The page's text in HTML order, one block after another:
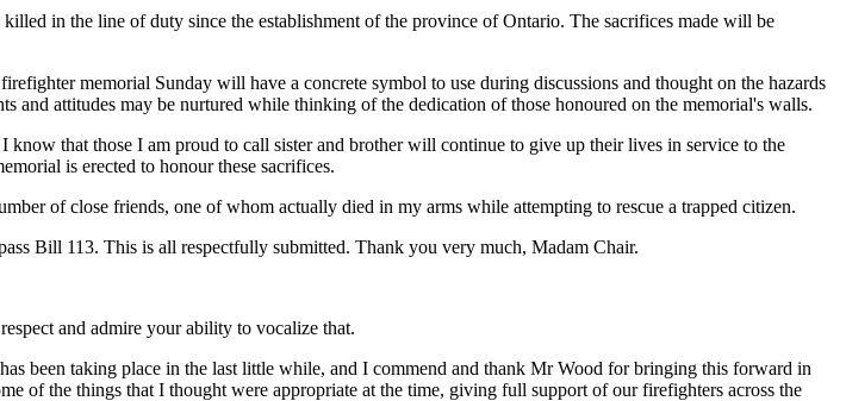
in the line of duty since the establishment of the province of Ontario. The sacrifices made will be
memorial Sunday will have a concrete symbol to use during discussions and thought on the hazards
and attitudes may be nurtured while thinking of the dedication of those honoured on the memorial's walls.
that those I am proud to call sister and brother will continue to give up their lives in service to the
is erected to honour these sacrifices.
of close friends, one of whom actually died in my arms while attempting to rescue a trapped citizen.
Bill 113. This is all respectfully submitted. Thank you very much, Madam Chair.
and admire your ability to vocalize that.
been taking place in the last little while, and I commend and thank Mr Wood for bringing this forward in
of the things that I thought were appropriate at the time, giving full support of our firefighters across the